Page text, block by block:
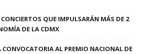
CONCIERTOS QUE IMPULSARÁN MÁS DE 2
DE LA CDMX
CONVOCATORIA AL PREMIO NACIONAL DE